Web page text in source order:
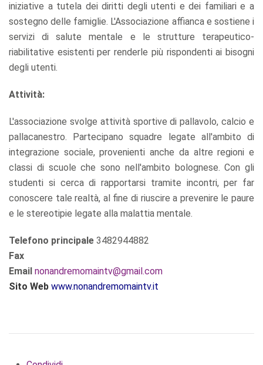
iniziative a tutela dei diritti degli utenti e dei familiari e a
sostegno delle famiglie. L'Associazione affianca e sostiene i
servizi di salute mentale e le strutture terapeutico-
riabilitative esistenti per renderle più rispondenti ai bisogni
degli utenti.
Attività:
L'associazione svolge attività sportive di pallavolo, calcio e
pallacanestro. Partecipano squadre legate all'ambito di
integrazione sociale, provenienti anche da altre regioni e
classi di scuole che sono nell'ambito bolognese. Con gli
studenti si cerca di rapportarsi tramite incontri, per far
conoscere tale realtà, al fine di riuscire a prevenire le paure
e le stereotipie legate alla malattia mentale.
Telefono principale 3482944882
Fax
Email nonandremomaintv@gmail.com
Sito Web www.nonandremomaintv.it